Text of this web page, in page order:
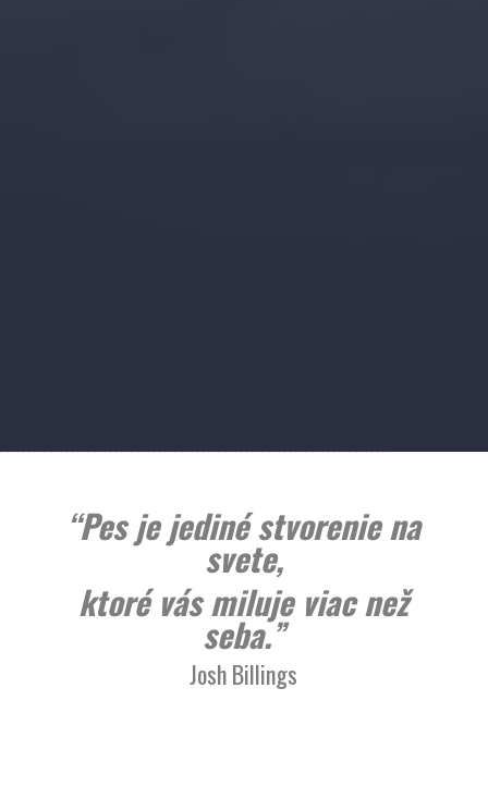
“Pes je jediné stvorenie na
svete,
ktoré vás miluje viac než
seba.”
Josh Billings